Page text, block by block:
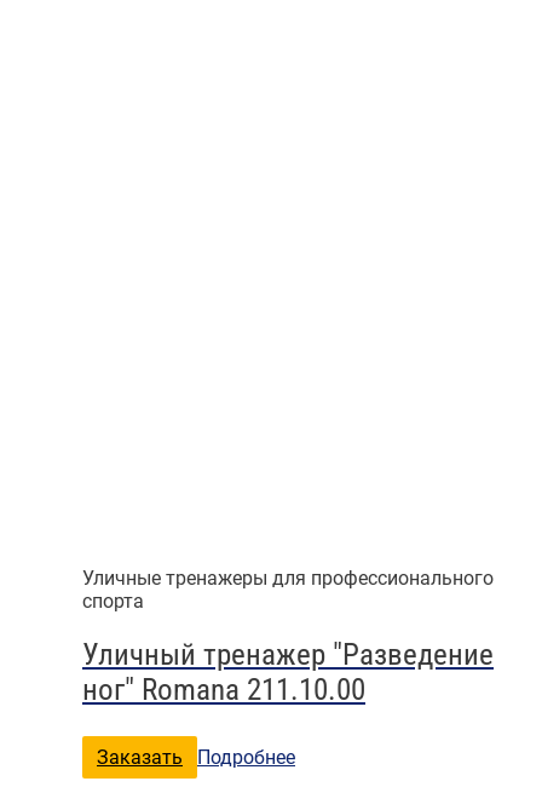
Уличные тренажеры для профессионального
спорта
Уличный тренажер "Разведение
ног" Romana 211.10.00
Заказать Подробнее